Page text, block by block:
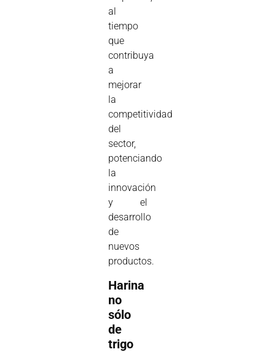
al
tiempo
que
contribuya
a
mejorar
la
competitividad
del
sector,
potenciando
la
innovación
y el
desarrollo
de
nuevos
productos.
Harina
no
sólo
de
trigo